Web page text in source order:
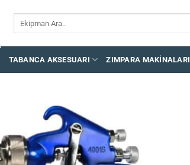
TABANCA AKSESUARI ZIMPARA MAKINALARI